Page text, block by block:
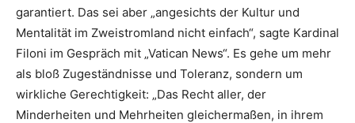
garantiert. Das sei aber „angesichts der Kultur und
Mentalität im Zweistromland nicht einfach“, sagte Kardinal
Filoni im Gespräch mit „Vatican News“. Es gehe um mehr
als bloß Zugeständnisse und Toleranz, sondern um
wirkliche Gerechtigkeit: „Das Recht aller, der
Minderheiten und Mehrheiten gleichermaßen, in ihrem